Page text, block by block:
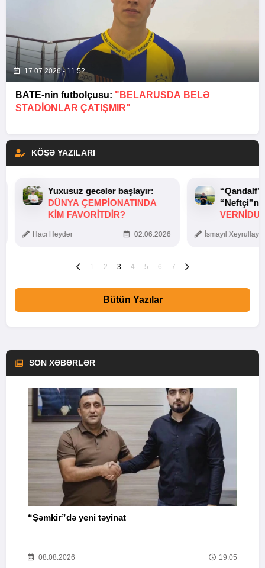
17.07.2026 - 11:52
BATE-nin futbolçusu: "BELARUSDA BELƏ
STADIONLAR ÇATIŞMIR"
KÖŞƏ YAZILARI
Yuxusuz gecələr başlayır:
DÜNYA ÇEMPIONATINDA
KIM FAVORITDIR?
Hacı Heydər 02.06.2026 İsmayıl
1 2 3 4 5 6 7
Bütün Yazılar
SON XƏBƏRLƏR
“Şəmkir”də yeni təyinat
08.08.2026 19:05